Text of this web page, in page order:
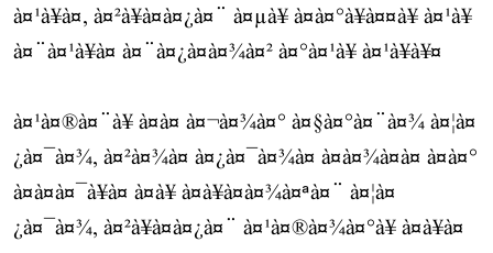
à¤¹à¥à¤, à¤²à¥à¤à¤¿à¤¨ à¤µà¥ à¤­à¤°à¥à¤¤à¥ à¤¹à¥
à¤¨à¤¹à¥à¤ à¤¨à¤¿à¤à¤¾à¤² à¤°à¤¹à¥ à¤¹à¥à¥¤
à¤¹à¤®à¤¨à¥ à¤à¤ à¤¬à¤¾à¤° à¤§à¤°à¤¨à¤¾ à¤¦à¤
¿à¤¯à¤¾, à¤²à¤¾à¤ à¤¿à¤¯à¤¾à¤ à¤à¤¾à¤à¤ à¤à¤°
à¤à¤à¤¯à¥à¤ à¤à¥ à¤à¥à¤à¤¾à¤ªà¤¨ à¤¦à¤
¿à¤¯à¤¾, à¤²à¥à¤à¤¿à¤¨ à¤¹à¤®à¤¾à¤°à¥ à¤à¥à¤